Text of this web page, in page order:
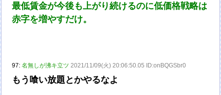
最低賃金が今後も上がり続けるのに低価格戦略は
赤字を増やすだけ。
97:名無しが沸キ立ツ 2021/11/09(火) 20:06:50.05 ID:onBQGSbr0
もう喰い放題とかやるなよ